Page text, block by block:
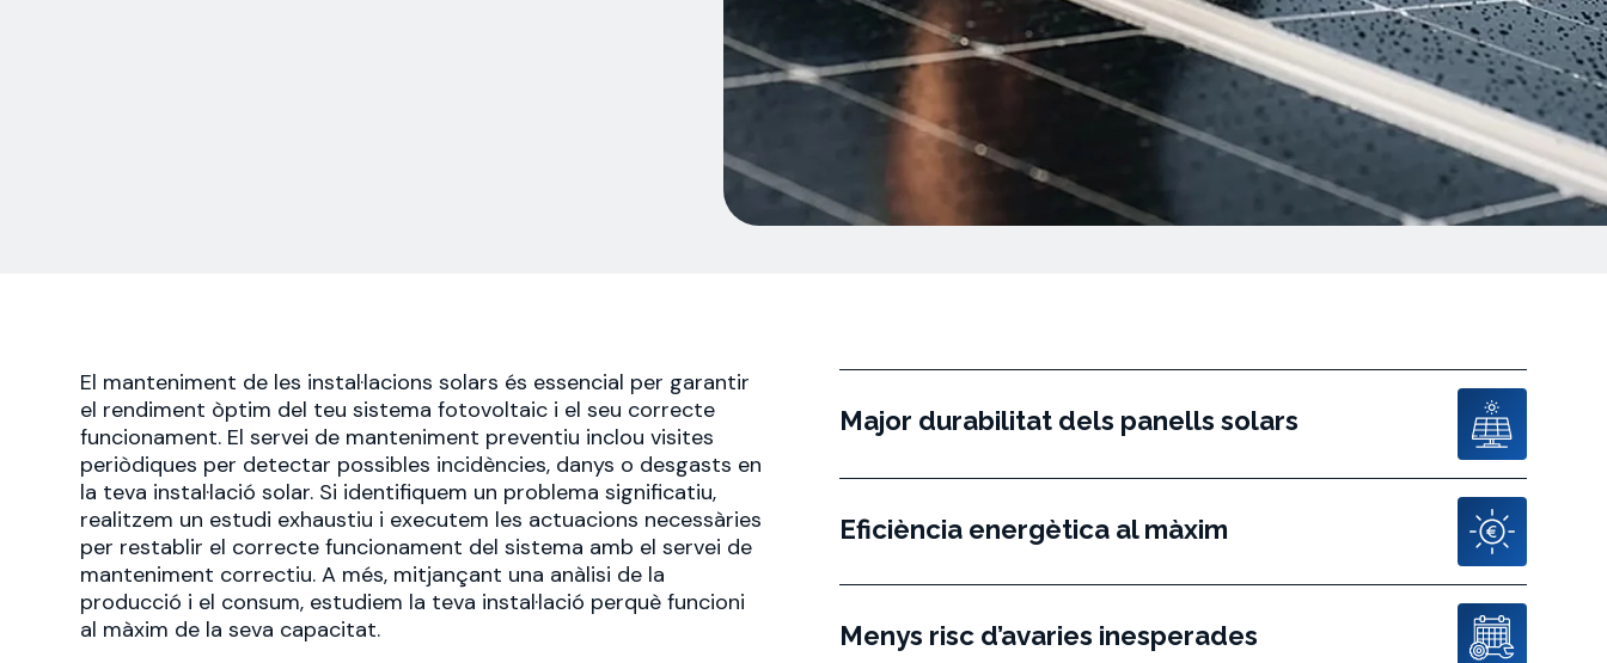
El manteniment de les instal·lacions solars és essencial per garantir
el rendiment òptim del teu sistema fotovoltaic i el seu correcte
funcionament. El servei de manteniment preventiu inclou visites
periòdiques per detectar possibles incidències, danys o desgasts en
la teva instal·lació solar. Si identifiquem un problema significatiu,
realitzem un estudi exhaustiu i executem les actuacions necessàries
per restablir el correcte funcionament del sistema amb el servei de
manteniment correctiu. A més, mitjançant una anàlisi de la
producció i el consum, estudiem la teva instal·lació perquè funcioni
al màxim de la seva capacitat.
Major durabilitat dels panells solars
Eficiència energètica al màxim
Menys risc d’avaries inesperades